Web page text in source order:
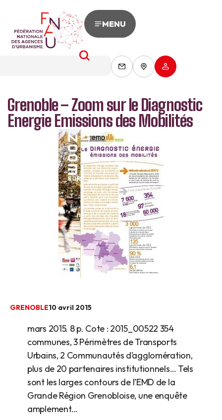
MENU
Grenoble – Zoom sur le Diagnostic
Energie Emissions des Mobilités
GRENOBLE10 avril 2015
mars 2015. 8 p. Cote : 2015_00522 354
communes, 3 Périmètres de Transports
Urbains, 2 Communautés d’agglomération,
plus de 20 partenaires institutionnels… Tels
sont les larges contours de l’EMD de la
Grande Région Grenobloise, une enquête
amplement…